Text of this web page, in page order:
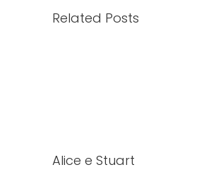
Related Posts
Alice e Stuart